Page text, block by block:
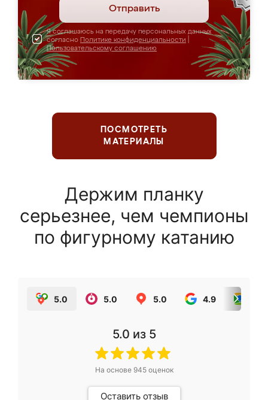
Отправить
Я соглашаюсь на передачу персональных данных
согласно Политике конфиденциальности
Пользовательскому соглашению
ПОСМОТРЕТЬ
МАТЕРИАЛЫ
Держим планку
серьезнее, чем чемпионы
по фигурному катанию
5.0 5.0 5.0 4.9
5.0 из 5
На основе 945оценок
Оставить отзыв